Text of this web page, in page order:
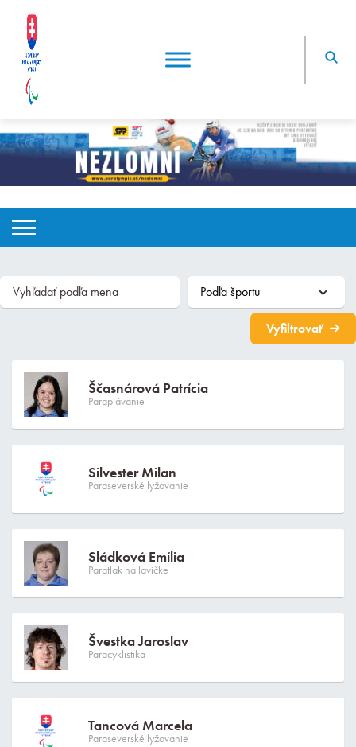
Vyfiltrovať
Ščasnárová Patrícia
Paraplávanie
Silvester Milan
Paraseverské lyžovanie
Sládková Emília
Paratlak na lavičke
Švestka Jaroslav
Paracyklistika
Tancová Marcela
Paraseverské lyžovanie